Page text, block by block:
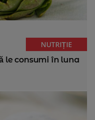
NUTRIȚIE
le consumi în luna